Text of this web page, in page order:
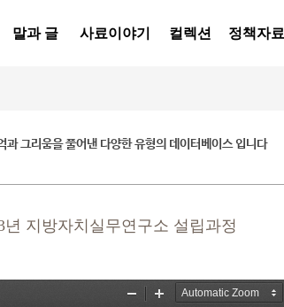
말과 글 사료이야기 컬렉션 정책자료
과 그리움을 풀어낸 다양한 유형의 데이터베이스 입니다
년 지방자치실무연구소 설립과정